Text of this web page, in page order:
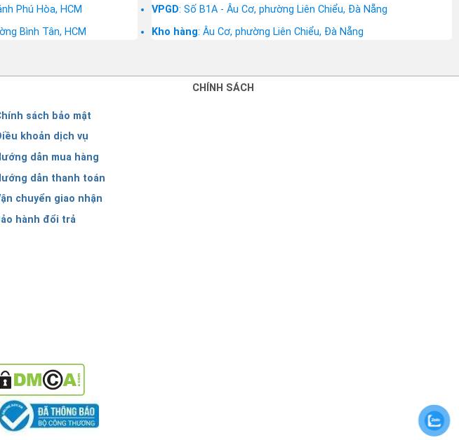
Phú Hòa, HCM
Bình Tân, HCM
VPGD: Số B1A - Âu Cơ, phường Liên Chiểu, Đà Nẵng
Kho hàng: Âu Cơ, phường Liên Chiểu, Đà Nẵng
CHÍNH SÁCH
sách bảo mật
khoản dịch vụ
dẫn mua hàng
dẫn thanh toán
chuyển giao nhận
hành đổi trả